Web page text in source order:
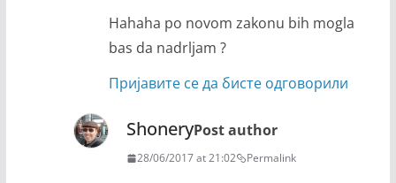
Hahaha po novom zakonu bih mogla
bas da nadrljam ?
Пријавите се да бисте одговорили
ShoneryPost author
28/06/2017 at 21:02 Permalink